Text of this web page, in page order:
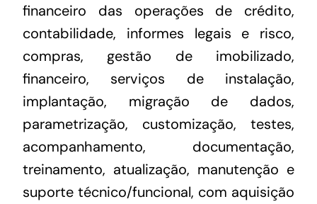
financeiro das operações de crédito,
contabilidade, informes legais e risco,
compras, gestão de imobilizado,
financeiro, serviços de instalação,
implantação, migração de dados,
parametrização, customização, testes,
acompanhamento, documentação,
treinamento, atualização, manutenção e
suporte técnico/funcional, com aquisição